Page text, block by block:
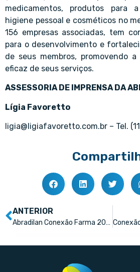
medicamentos, produtos para
higiene pessoal e cosméticos no
156 empresas associadas, tem
para o desenvolvimento e
de seus membros, promovendo
eficaz de seus serviços.
ASSESSORIA DE IMPRENSA DA
Lígia Favoretto
ligia@ligiafavoretto.com.br – Tel.
ANTERIOR
Abradilan Conexão Farma 2022: grande capacidade de efetivação de negócios